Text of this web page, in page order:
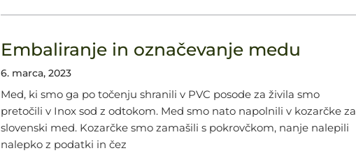
Embaliranje in označevanje medu
6. marca, 2023
Med, ki smo ga po točenju shranili v PVC posode za živila smo
pretočili v Inox sod z odtokom. Med smo nato napolnili v kozarčke za
slovenski med. Kozarčke smo zamašili s pokrovčkom, nanje nalepili
nalepko z podatki in čez